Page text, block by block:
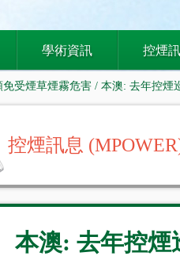
學術資訊 控煙
免受煙草煙霧危害/ 本澳: 去年控煙
控煙訊息
本澳: 去年控煙